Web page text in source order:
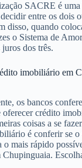
SACRE é
entre os dois
disso, quando
o Sistema de
dos três.
imobiliário em
os bancos
oferecer crédito
coisas a se
é conferir se o
o mais rápido
Chupinguaia.